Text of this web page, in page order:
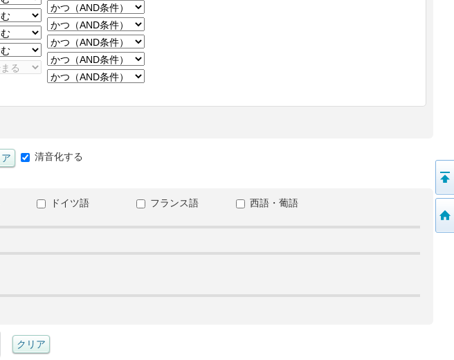
清音化する
ドイツ語 フランス語
西語・葡語